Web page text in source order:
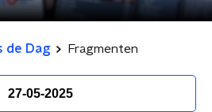
de Dag Fragmenten
27-05-2025